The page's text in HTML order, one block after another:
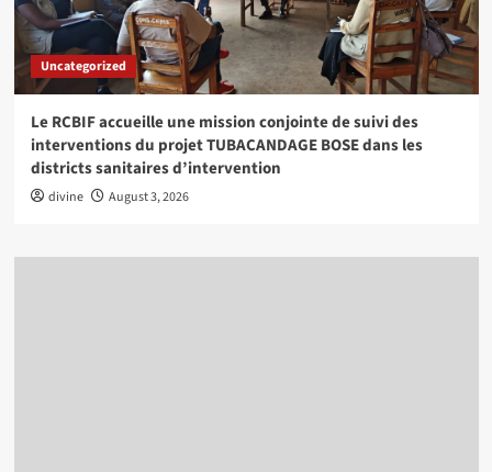
Uncategorized
Le RCBIF accueille une mission conjointe de suivi des
interventions du projet TUBACANDAGE BOSE dans les
districts sanitaires d’intervention
divine August 3, 2026